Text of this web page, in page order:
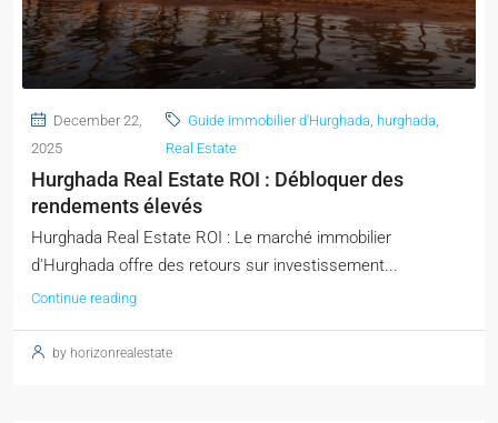
December 22,
2025
Guide immobilier d'Hurghada hurghada
Real Estate
Hurghada Real Estate ROI : Débloquer des
rendements élevés
Hurghada Real Estate ROI : Le marché immobilier
d'Hurghada offre des retours sur investissement...
Continue reading
by horizonrealestate